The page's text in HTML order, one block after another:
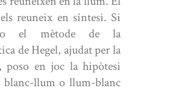
reuneix en síntesi. Si
el mètode de la
de Hegel, ajudat per la
poso en joc la hipòtesi
blanc-llum o llum-blanc